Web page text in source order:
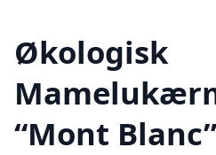
Økologisk
“Mont Blanc”